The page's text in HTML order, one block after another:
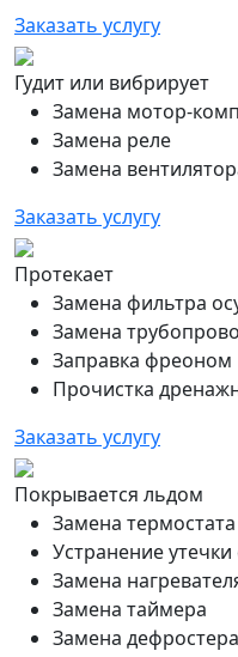
Заказать услугу
Гудит или вибрирует
Замена мотор-
Замена реле
Замена
Заказать услугу
Протекает
Замена фильтра
Замена
Заправка фреоном
Прочистка
Заказать услугу
Покрывается льдом
Замена термостата
Устранение
Замена
Замена таймера
Замена дефростера